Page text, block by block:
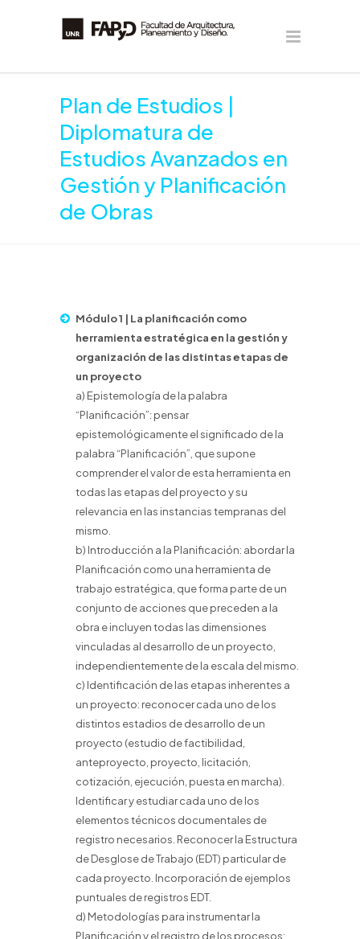
Plan de Estudios |
Diplomatura de
Estudios Avanzados en
Gestión y Planificación
de Obras
Módulo 1 | La planificación como
herramienta estratégica en la gestión y
organización de las distintas etapas de
un proyecto
a) Epistemología de la palabra
“Planificación”: pensar
epistemológicamente el significado de la
palabra “Planificación”, que supone
comprender el valor de esta herramienta en
todas las etapas del proyecto y su
relevancia en las instancias tempranas del
mismo.
b) Introducción a la Planificación: abordar la
Planificación como una herramienta de
trabajo estratégica, que forma parte de un
conjunto de acciones que preceden a la
obra e incluyen todas las dimensiones
vinculadas al desarrollo de un proyecto,
independientemente de la escala del mismo.
c) Identificación de las etapas inherentes a
un proyecto: reconocer cada uno de los
distintos estadios de desarrollo de un
proyecto (estudio de factibilidad,
anteproyecto, proyecto, licitación,
cotización, ejecución, puesta en marcha).
Identificar y estudiar cada uno de los
elementos técnicos documentales de
registro necesarios. Reconocer la Estructura
de Desglose de Trabajo (EDT) particular de
cada proyecto. Incorporación de ejemplos
puntuales de registros EDT.
d) Metodologías para instrumentar la
Planificación y el registro de los procesos: